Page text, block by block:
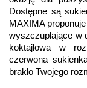
Dostępne są
MAXIMA
wyszczuplające w
koktajlowa w
czerwona
brakło Twojego